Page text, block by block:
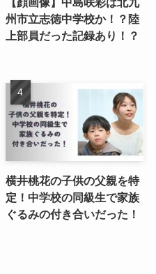
州市立志徳中学校か！？陸
上部員だった記録あり！？
横井桃花の子供の父親を特
定！中学校の同級生で家族
ぐるみの付き合いだった！